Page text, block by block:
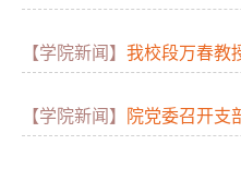
【学院新闻】 我校段万春教
【学院新闻】 院党委召开支